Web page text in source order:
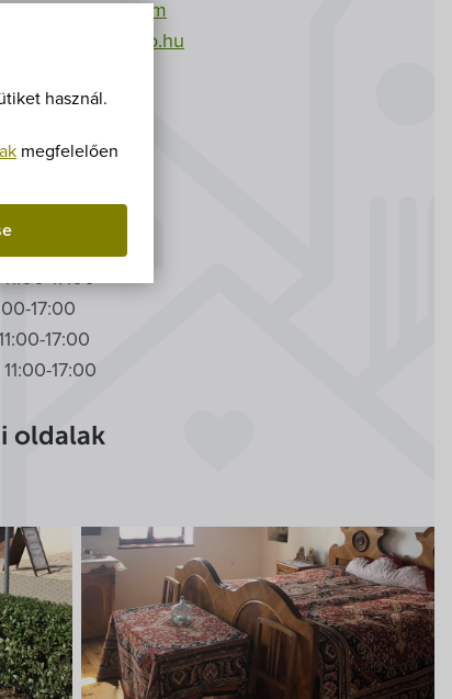
használ.
megfelelően
hegyko.hu
30.
17:00
17:00
17:00
17:00
oldalak